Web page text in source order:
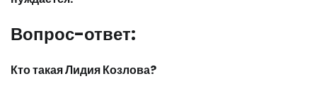
Вопрос-ответ:
Кто такая Лидия Козлова?